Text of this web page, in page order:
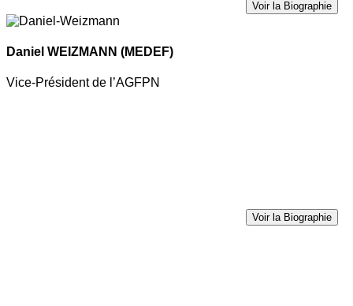
Voir la Biographie
Daniel WEIZMANN (MEDEF)
Vice-Président de l’AGFPN
Voir la Biographie